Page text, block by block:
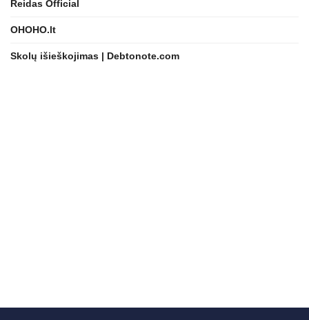
Reidas Official
OHOHO.lt
Skolų išieškojimas | Debtonote.com